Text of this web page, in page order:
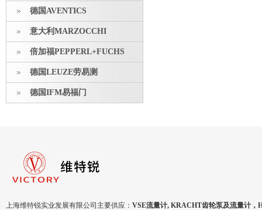
德国AVENTICS
意大利MARZOCCHI
倍加福PEPPERL+FUCHS
德国LEUZE劳易测
德国IFM易福门
上海维特锐实业发展有限公司主要供应： VSE流量计, KRACHT齿轮泵及流量计，